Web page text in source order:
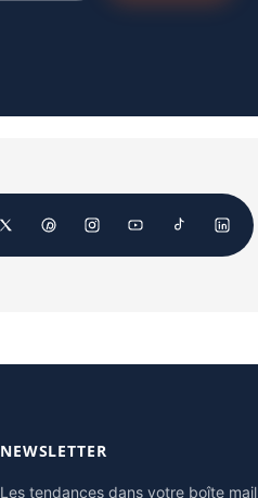
NEWSLETTER
Les tendances dans votre boîte mail